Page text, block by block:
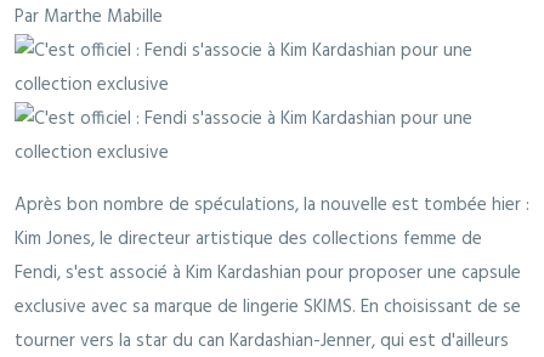
Par Marthe Mabille
Après bon nombre de spéculations, la nouvelle est tombée hier :
Kim Jones, le directeur artistique des collections femme de
Fendi, s'est associé à Kim Kardashian pour proposer une capsule
exclusive avec sa marque de lingerie SKIMS. En choisissant de se
tourner vers la star du can Kardashian-Jenner, qui est d'ailleurs